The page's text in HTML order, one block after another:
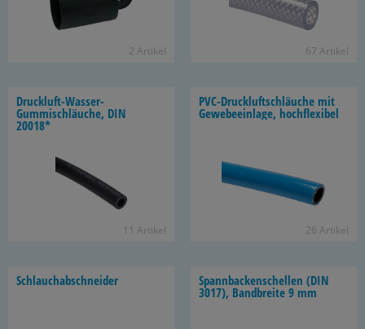
2 Ar­ti­kel 67 Ar­ti­kel
Druckluft-​Wasser-
Gummischläuche, DIN
20018*
11 Ar­ti­kel
PVC-​Druckluftschläuche mit
Ge­we­be­ein­la­ge, hoch­fle­xi­bel
26 Ar­ti­kel
Schlauch­ab­schnei­der Spann­ba­cken­schel­len (DIN
3017), Band­brei­te 9 mm